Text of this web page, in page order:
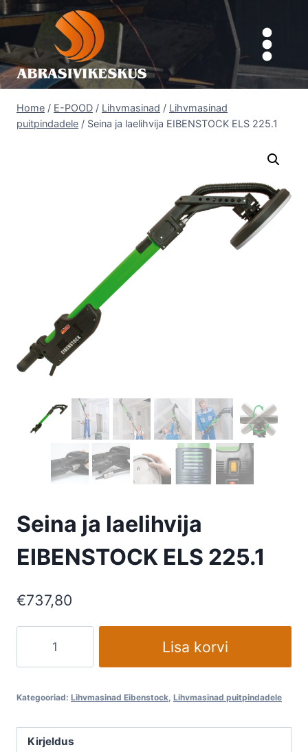
Skip
to
content
Home / E-POOD / Lihvmasinad / Lihvmasinad
puitpindadele / Seina ja laelihvija EIBENSTOCK ELS 225.1
Seina ja laelihvija
EIBENSTOCK ELS 225.1
€737,80
laelihvija
225.1
kogus
Lisa korvi
Kategooriad: Lihvmasinad Eibenstock, Lihvmasinad puitpindadele
Kirjeldus